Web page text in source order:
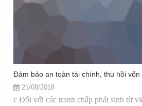
Đảm bảo an toàn tài chính, thu hồi vốn
21/08/2018
c Đối với các tranh chấp phát sinh từ